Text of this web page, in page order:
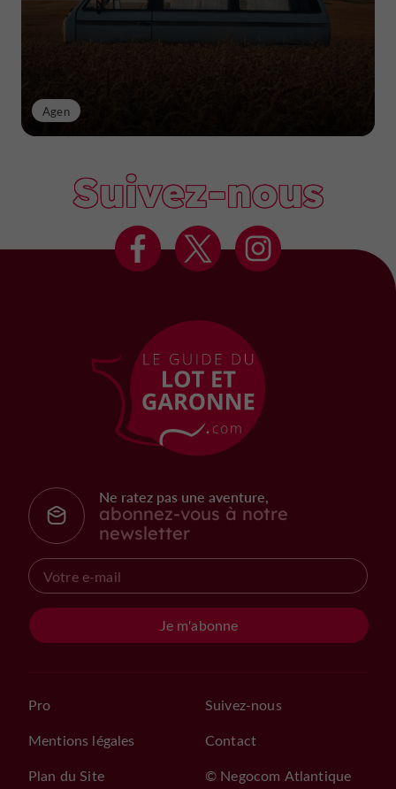
Agen
Suivez-nous
Ne ratez pas une aventure,
abonnez-vous à notre
newsletter
Je m'abonne
Pro
Mentions légales
Plan du Site
Suivez-nous
Contact
© Negocom Atlantique